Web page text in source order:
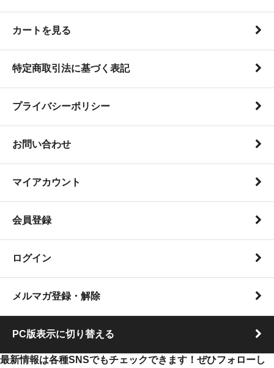
カートを見る
特定商取引法に基づく表記
プライバシーポリシー
お問い合わせ
マイアカウント
会員登録
ログイン
メルマガ登録・解除
PC版表示に切り替える
最新情報は各種SNSでもチェックできます！ぜひフォローし